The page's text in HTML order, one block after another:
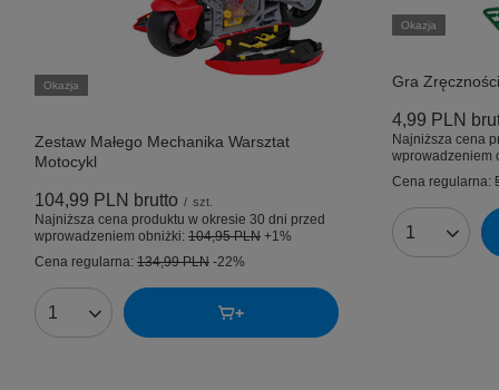
Okazja
Zestaw Małego Mechanika Warsztat
Motocykl
104,99 PLN brutto / szt.
Najniższa cena produktu w okresie 30 dni przed
wprowadzeniem obniżki: 104,95 PLN +1%
Cena regularna: 134,99 PLN -22%
Ilość produktów
Okazja
Gra
4,99 PLN
Najniższa cena
wprowadzeniem
Cena regularna:
Ilość